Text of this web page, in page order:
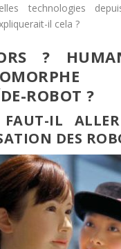
technologies
il cela ?
?
ROBOT ?
FAUT-IL
DES